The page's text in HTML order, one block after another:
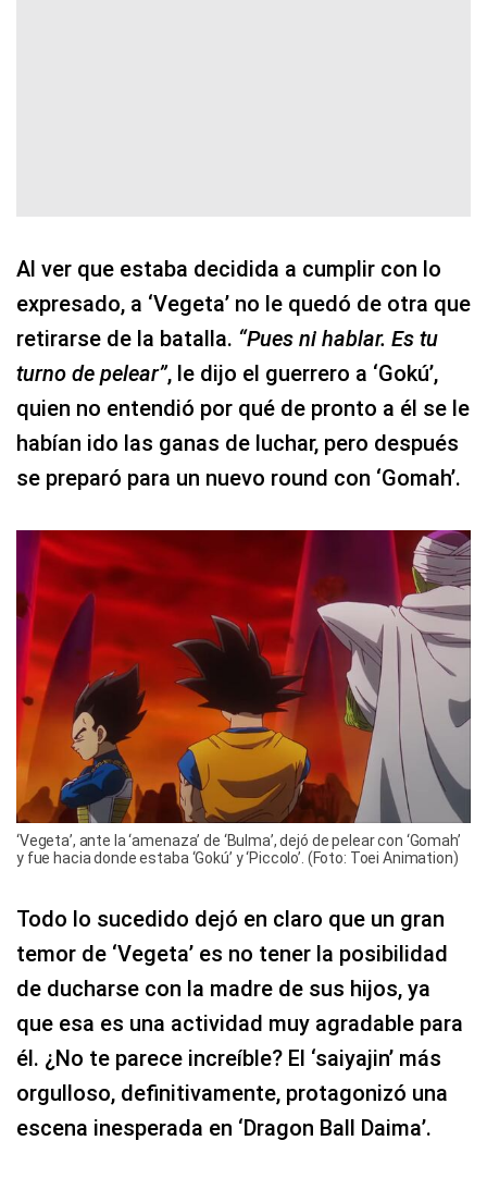
Al ver que estaba decidida a cumplir con lo
expresado, a ‘Vegeta’ no le quedó de otra que
retirarse de la batalla. “Pues ni hablar. Es tu
turno de pelear”, le dijo el guerrero a ‘Gokú’,
quien no entendió por qué de pronto a él se le
habían ido las ganas de luchar, pero después
se preparó para un nuevo round con ‘Gomah’.
‘Vegeta’, ante la ‘amenaza’ de ‘Bulma’, dejó de pelear con ‘Gomah’
y fue hacia donde estaba ‘Gokú’ y ‘Piccolo’. (Foto: Toei Animation)
Todo lo sucedido dejó en claro que un gran
temor de ‘Vegeta’ es no tener la posibilidad
de ducharse con la madre de sus hijos, ya
que esa es una actividad muy agradable para
él. ¿No te parece increíble? El ‘saiyajin’ más
orgulloso, definitivamente, protagonizó una
escena inesperada en ‘Dragon Ball Daima’.